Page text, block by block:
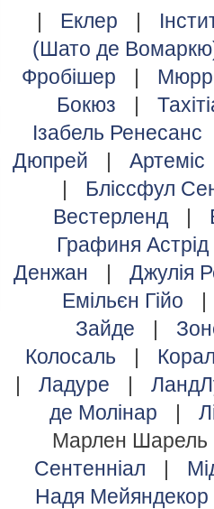
|
Еклер |
(Шато де
Фробішер
|
Бокюз
|
Ізабель Ренесанс
Дюпрей
|
Артеміс
|
Бліссфул
Вестерленд
|
Графиня
Денжан
|
Джулія
Емільєн Гійо
|
Зайде
|
Колосаль
|
|
Ладуре |
де Молінар
|
Марлен Шарель
Сентенніал
|
Надя Мейяндекор